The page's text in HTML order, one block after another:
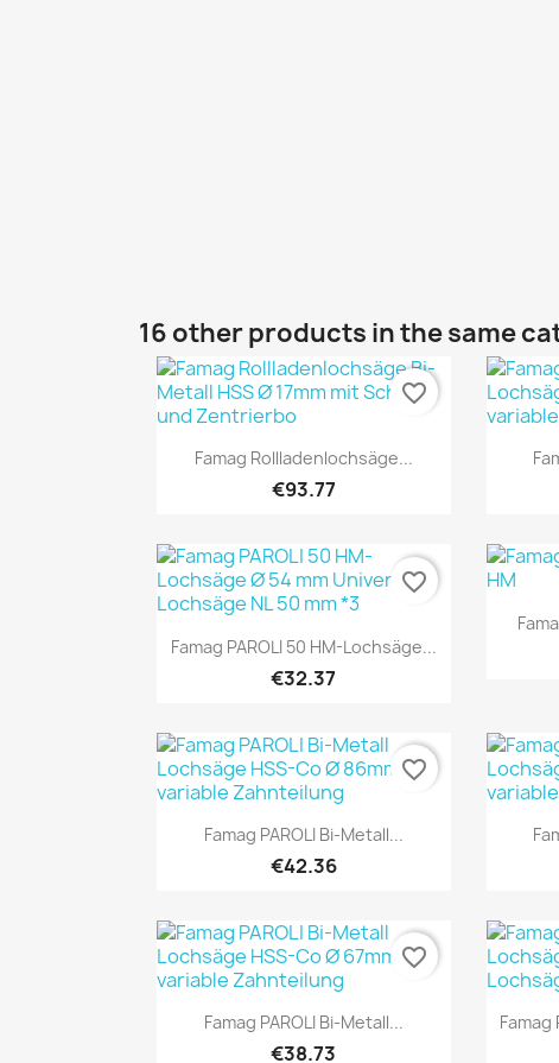
16 other products in the same
Quick view
Famag Rollladenlochsäge...
€93.77
favorite_border
Quick view
Famag PAROLI 50 HM-Lochsäge...
€32.37
favorite_border
Quick view
Famag PAROLI Bi-Metall...
€42.36
favorite_border
Quick view
Famag PAROLI Bi-Metall...
€38.73
favorite_border
Famag